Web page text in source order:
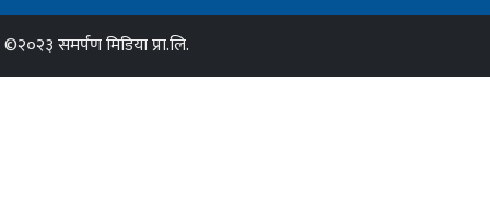
©२०२३ समर्पण मिडिया प्रा.लि.